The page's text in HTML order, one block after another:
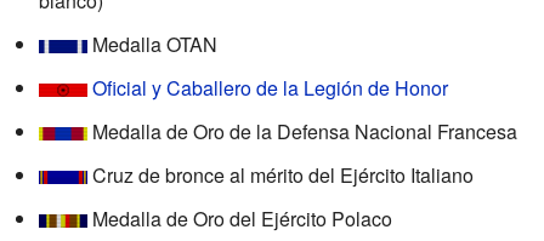
Medalla OTAN
Oficial y Caballero de la Legión de Honor
Medalla de Oro de la Defensa Nacional Francesa
Cruz de bronce al mérito del Ejército Italiano
Medalla de Oro del Ejército Polaco